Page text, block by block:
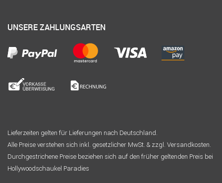
UNSERE ZAHLUNGSARTEN
Lieferzeiten gelten für Lieferungen nach Deutschland.
Alle Preise verstehen sich inkl. gesetzlicher MwSt. & zzgl. Versandkosten.
Durchgestrichene Preise beziehen sich auf den früher geltenden Preis bei
Hollywoodschaukel Paradies